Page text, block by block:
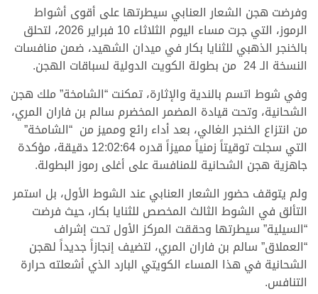
وفرضت هجن الشعار العنابي سيطرتها على أقوى أشواط
الرموز، التي جرت مساء اليوم الثلاثاء 10 فبراير 2026، لتحلق
بالخنجر الذهبي للثنايا بكار في ميدان الشهيد، ضمن منافسات
النسخة الـ 24 من بطولة الكويت الدولية لسباقات الهجن.
وفي شوط اتسم بالندية والإثارة، تمكنت “الشامخة” ملك هجن
الشحانية، وتحت قيادة المضمر المخضرم سالم بن فاران المري،
من انتزاع الخنجر الغالي، بعد أداء رائع ومميز من “الشامخة”
التي سجلت توقيتاً زمنياً مميزاً قدره 12:02:64 دقيقة، مؤكدة
جاهزية هجن الشحانية للمنافسة على أغلى رموز البطولة.
ولم يتوقف حضور الشعار العنابي عند الشوط الأول، بل استمر
التألق في الشوط الثالث المخصص للثنايا بكار، حيث فرضت
“السيلية” سيطرتها وحققت المركز الأول تحت إشراف
“العملاق” سالم بن فاران المري، لتضيف إنجازاً جديداً لهجن
الشحانية في هذا المساء الكويتي البارد الذي أشعلته حرارة
التنافس.